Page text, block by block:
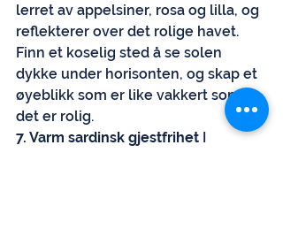
lerret av appelsiner, rosa og lilla, og
reflekterer over det rolige havet.
Finn et koselig sted å se solen
dykke under horisonten, og skap et
øyeblikk som er like vakkert som
det er rolig.
7. Varm sardinsk gjestfrihet I